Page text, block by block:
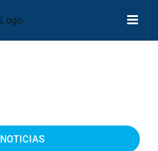
NOTICIAS